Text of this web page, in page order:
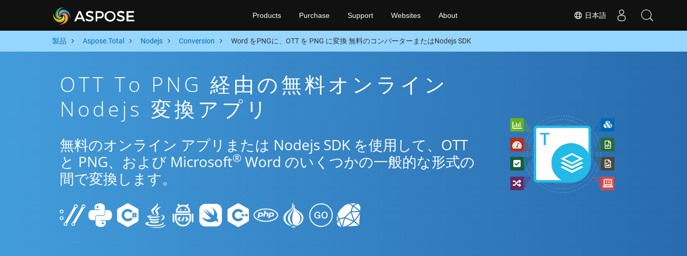
日本語
Products Purchase Support Websites About
製品 Aspose.Total Nodejs Conversion Word をPNGに、OTT を PNG に変換 無料のコンバーターまたはNodejs SDK
OTT To PNG 経由の無料オンライン
Nodejs 変換アプリ
無料のオンライン アプリまたは Nodejs SDK を使用して、OTT
と PNG、および Microsoft® Word のいくつかの一般的な形式の
間で変換します。